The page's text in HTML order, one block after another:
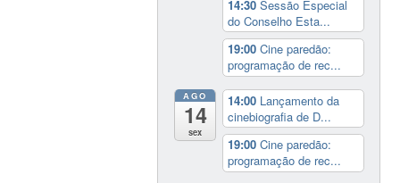
14:30Sessão Especial
do Conselho Esta...
19:00Cine paredão:
programação de rec...
AGO
14
sex
14:00 Lançamento da
cinebiografia de D...
19:00Cine paredão:
programação de rec...